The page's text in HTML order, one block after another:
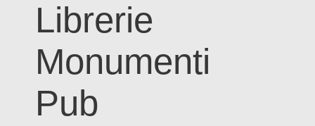
Librerie
Monumenti
Pub